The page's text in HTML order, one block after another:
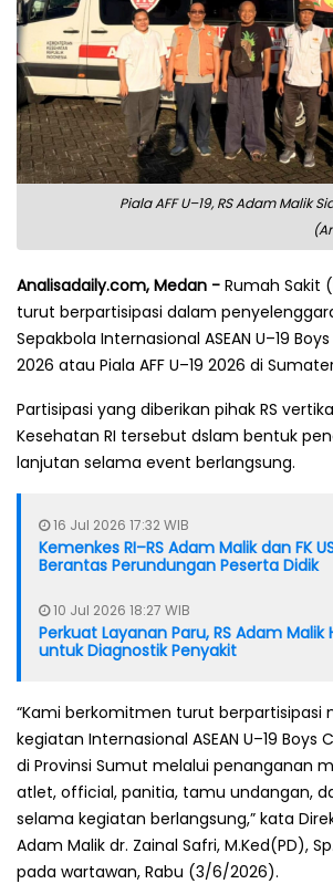
Piala AFF U–19, RS Adam Malik
Analisadaily.com, Medan - Rumah Sakit
turut berpartisipasi dalam
Sepakbola Internasional ASEAN U–19
2026 atau Piala AFF U–19 2026 di
Partisipasi yang diberikan pihak RS
Kesehatan RI tersebut dslam bentuk
lanjutan selama event berlangsung.
16 Jul 2026 17:32 WIB
Kemenkes RI–RS Adam Malik dan FK
Berantas Perundungan Peserta Didik
10 Jul 2026 18:27 WIB
Perkuat Layanan Paru, RS Adam Malik
untuk Diagnostik Penyakit
“Kami berkomitmen turut berpartisipasi
kegiatan Internasional ASEAN U–19 Boys
di Provinsi Sumut melalui penanganan
atlet, official, panitia, tamu undangan,
selama kegiatan berlangsung,” kata
Adam Malik dr. Zainal Safri, M.Ked(PD),
pada wartawan, Rabu (3/6/2026).